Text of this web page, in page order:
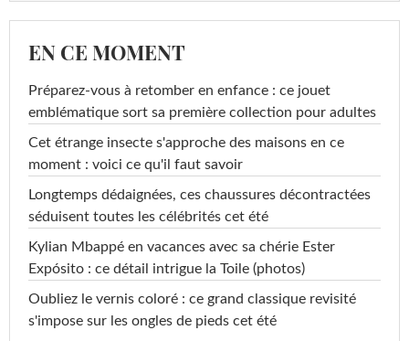
EN CE MOMENT
Préparez-vous à retomber en enfance : ce jouet
emblématique sort sa première collection pour adultes
Cet étrange insecte s'approche des maisons en ce
moment : voici ce qu'il faut savoir
Longtemps dédaignées, ces chaussures décontractées
séduisent toutes les célébrités cet été
Kylian Mbappé en vacances avec sa chérie Ester
Expósito : ce détail intrigue la Toile (photos)
Oubliez le vernis coloré : ce grand classique revisité
s'impose sur les ongles de pieds cet été